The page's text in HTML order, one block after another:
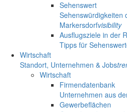
Sehenswert
Sehenswürdigkeiten
Markersdorfvisibility
Ausflugsziele in der
Tipps für
Wirtschaft
Standort, Unternehmen & Jobs
Wirtschaft
Firmendatenbank
Unternehmen aus
Gewerbeflächen